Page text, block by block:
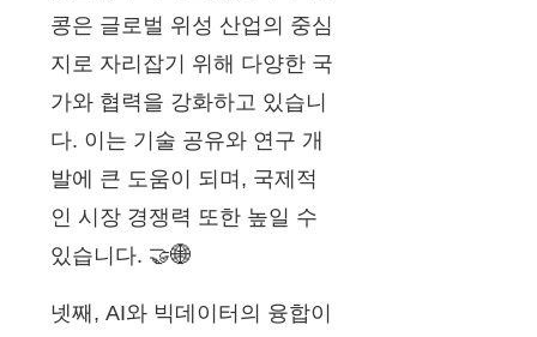
콩은 글로벌 위성 산업의 중심
지로 자리잡기 위해 다양한 국
가와 협력을 강화하고 있습니
다. 이는 기술 공유와 연구 개
발에 큰 도움이 되며, 국제적
인 시장 경쟁력 또한 높일 수
있습니다. 🤝🌐
넷째, AI와 빅데이터의 융합이